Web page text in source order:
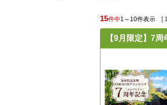
15件中1～10件表示 [ 1
【9月限定】7